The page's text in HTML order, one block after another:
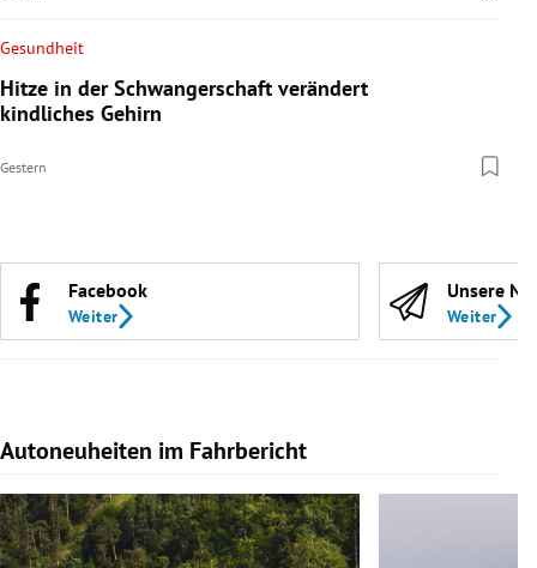
Gesundheit
Hitze in der Schwangerschaft verändert
kindliches Gehirn
Gestern
Facebook
Weiter
Unsere
Weiter
Autoneuheiten im Fahrbericht
Slide 1 von 7